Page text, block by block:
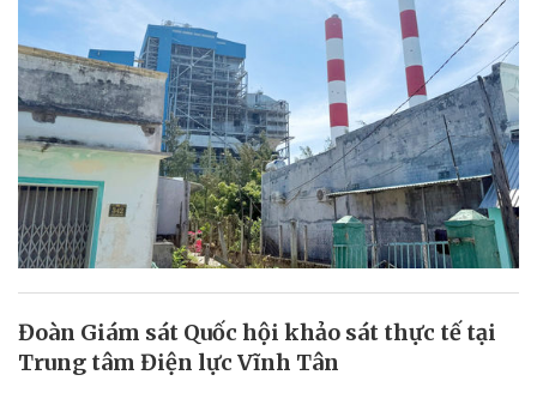
Đoàn Giám sát Quốc hội khảo sát thực tế tại
Trung tâm Điện lực Vĩnh Tân